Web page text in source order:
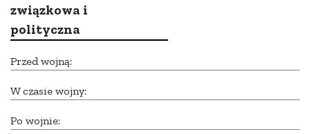
związkowa i
polityczna
Przed wojną:
W czasie wojny:
Po wojnie: